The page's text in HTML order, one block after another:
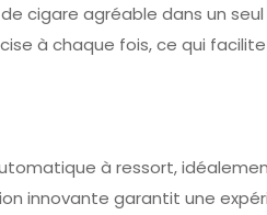
cigare agréable dans un
à chaque fois, ce qui
à ressort,
innovante garantit une